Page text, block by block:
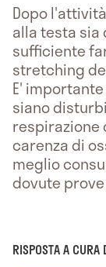
Dopo
alla testa sia
sufficiente
stretching
E'
siano
respirazione
carenza di
meglio
dovute
RISPOSTA A CURA